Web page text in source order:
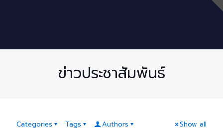
ข่าวประชาสัมพันธ์
Categories Tags Authors Show all